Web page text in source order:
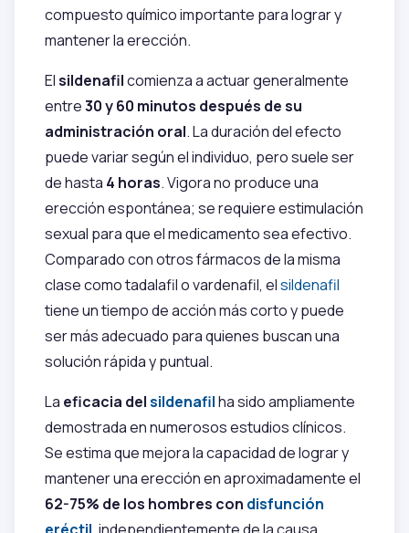
compuesto químico importante para lograr y
mantener la erección.
Elsildenafilcomienza a actuar generalmente
entre30 y 60 minutos después de su
administración oral. La duración del efecto
puede variar según el individuo, pero suele ser
de hasta 4 horas. Vigora no produce una
erección espontánea; se requiere estimulación
sexual para que el medicamento sea efectivo.
Comparado con otros fármacos de la misma
clase como tadalafil o vardenafil, elsildenafil
tiene un tiempo de acción más corto y puede
ser más adecuado para quienes buscan una
solución rápida y puntual.
La eficacia delsildenafilha sido ampliamente
demostrada en numerosos estudios clínicos.
Se estima que mejora la capacidad de lograr y
mantener una erección en aproximadamente el
62-75% de los hombres con disfunción